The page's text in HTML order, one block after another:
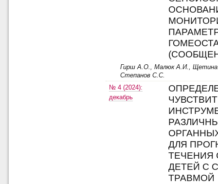
Гирш А.О., Малюк А.И.,
Степанов С.С.
№ 4 (2024):
декабрь
ДЛЯ
ТЕЧЕНИЯ
ДЕТЕЙ С
ТРАВМОЙ